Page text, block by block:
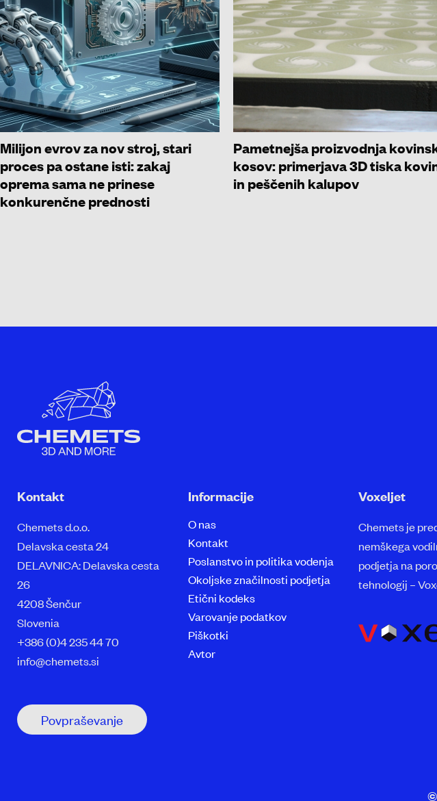
Milijon evrov za nov stroj, stari
proces pa ostane isti: zakaj
oprema sama ne prinese
konkurenčne prednosti
Pametnejša proizvodnja
kosov: primerjava 3D tiska
in peščenih kalupov
Kontakt
Chemets d.o.o.
Delavska cesta 24
DELAVNICA: Delavska cesta
26
4208 Šenčur
Slovenia
+386 (0)4 235 44 70
info@chemets.si
Povpraševanje
Informacije
O nas
Kontakt
Poslanstvo in politika vodenja
Okoljske značilnosti podjetja
Etični kodeks
Varovanje podatkov
Piškotki
Avtor
Voxeljet
Chemets je
nemškega
podjetja na
tehnologij –